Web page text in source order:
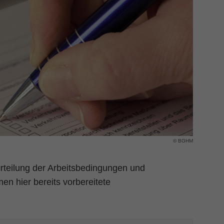
© BGHM
der Arbeitsbedingungen und
hier bereits vorbereitete